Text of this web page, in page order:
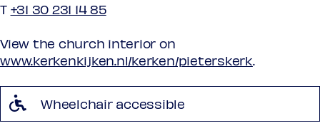
T +31 30 231 14 85
View the church interior on
www.kerkenkijken.nl/kerken/pieterskerk.
Wheelchair accessible